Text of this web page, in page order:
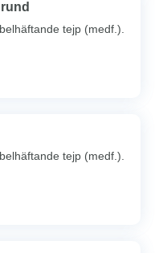
tejp (medf.).
tejp (medf.).